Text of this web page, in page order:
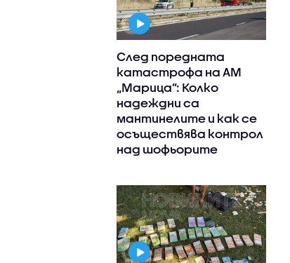
След поредната
катастрофа на АМ
„Марица”: Колко
надеждни са
мантинелите и как се
осъществява контрол
над шофьорите